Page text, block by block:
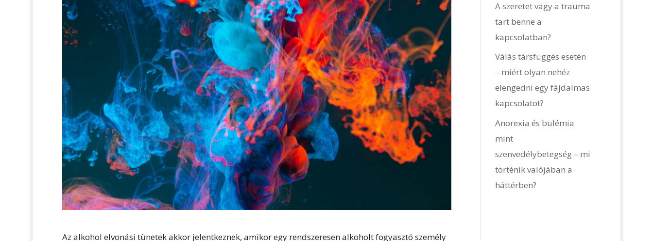
Az alkohol elvonási tünetek akkor jelentkeznek, amikor egy rendszeresen alkoholt fogyasztó személy
A szeretet vagy a trauma
tart benne a
kapcsolatban?
Válás társfüggés esetén
– miért olyan nehéz
elengedni egy fájdalmas
kapcsolatot?
Anorexia és bulémia
mint
szenvedélybetegség – mi
történik valójában a
háttérben?